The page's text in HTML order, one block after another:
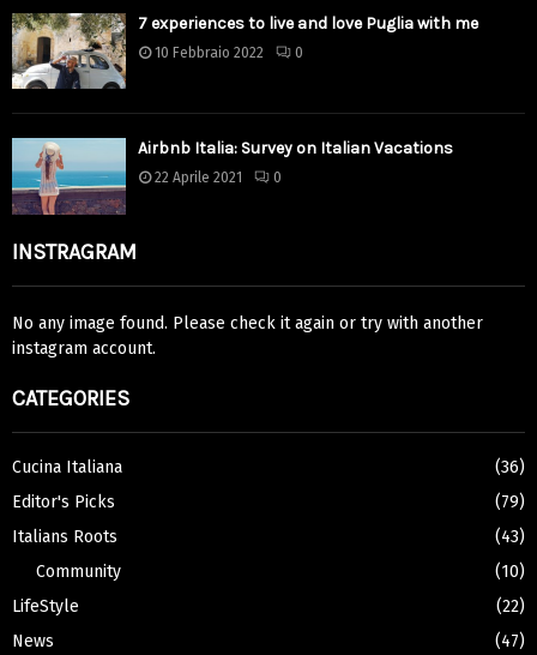
7 experiences to live and love Puglia with me
10 Febbraio 2022 0
Airbnb Italia: Survey on Italian Vacations
22 Aprile 2021 0
INSTRAGRAM
No any image found. Please check it again or try with another
instagram account.
CATEGORIES
Cucina Italiana
(36)
Editor's Picks
(79)
Italians Roots
(43)
Community
(10)
LifeStyle
(22)
News
(47)